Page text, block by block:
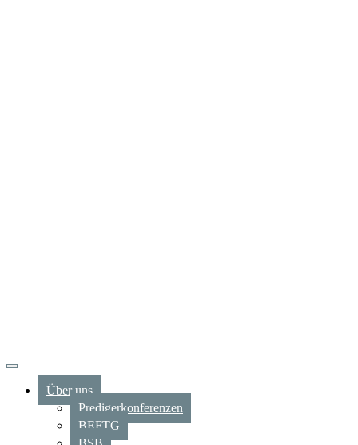
Über uns
Predigerkonferenzen
BEFTG